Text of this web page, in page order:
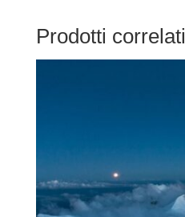
Prodotti correlati